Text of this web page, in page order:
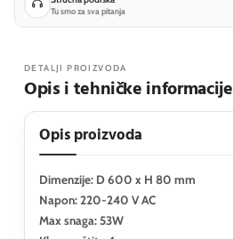
Tu smo za sva pitanja
DETALJI PROIZVODA
Opis i tehničke informacije
Opis proizvoda
Dimenzije: D 600 x H 80 mm
Napon: 220-240 V AC
Max snaga: 53W